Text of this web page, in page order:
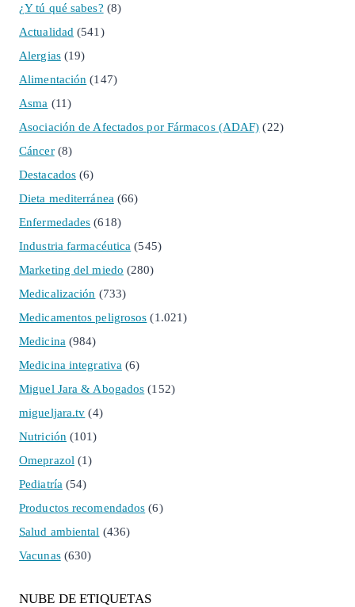
¿Y tú qué sabes? (8)
Actualidad (541)
Alergias(19)
Alimentación (147)
Asma (11)
Asociación de Afectados por Fármacos (ADAF) (22)
Cáncer(8)
Destacados (6)
Dieta mediterránea(66)
Enfermedades (618)
Industria farmacéutica (545)
Marketing del miedo (280)
Medicalización (733)
Medicamentos peligrosos (1.021)
Medicina(984)
Medicina integrativa (6)
Miguel Jara & Abogados (152)
migueljara.tv (4)
Nutrición(101)
Omeprazol(1)
Pediatría(54)
Productos recomendados (6)
Salud ambiental (436)
Vacunas(630)
NUBE DE ETIQUETAS